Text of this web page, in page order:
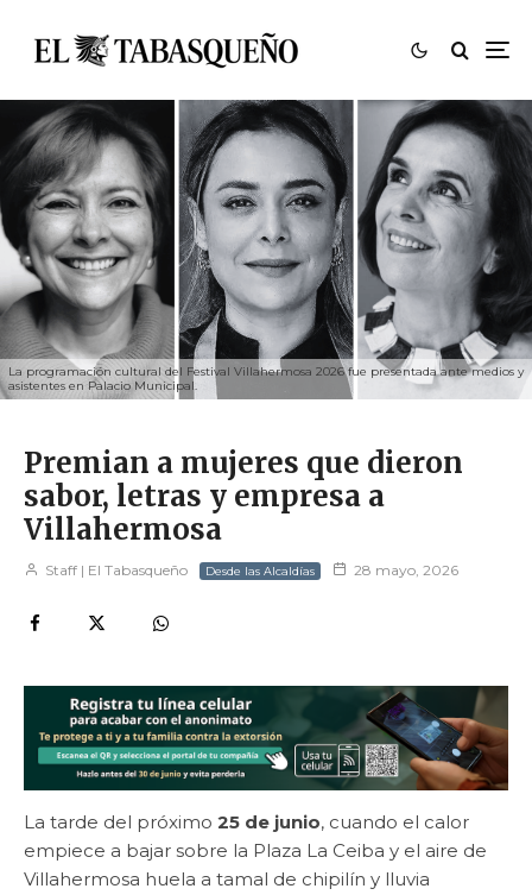
La programación cultural del Festival Villahermosa 2026 fue presentada ante medios y
asistentes en Palacio Municipal.
Premian a mujeres que dieron
sabor, letras y empresa a
Villahermosa
Staff | El Tabasqueño Desde las Alcaldías 28 mayo, 2026
La tarde del próximo 25 de junio, cuando el calor
empiece a bajar sobre la Plaza La Ceiba y el aire de
Villahermosa huela a tamal de chipilín y lluvia